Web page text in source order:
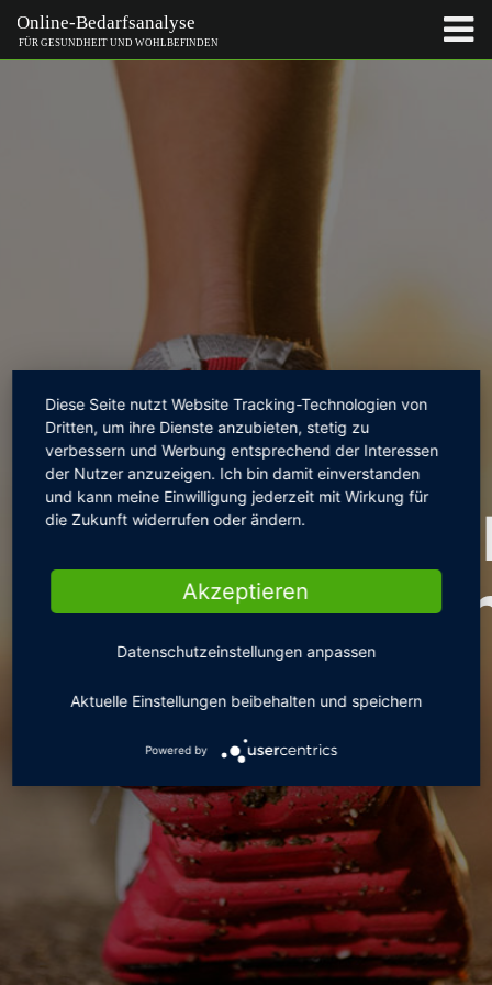
MediVital
Diese Seite nutzt Website Tracking-Technologien von
Dritten, um ihre Dienste anzubieten, stetig zu
verbessern und Werbung entsprechend der Interessen
der Nutzer anzuzeigen. Ich bin damit einverstanden
und kann meine Einwilligung jederzeit mit Wirkung für
die Zukunft widerrufen oder ändern.
Akzeptieren
Powered by